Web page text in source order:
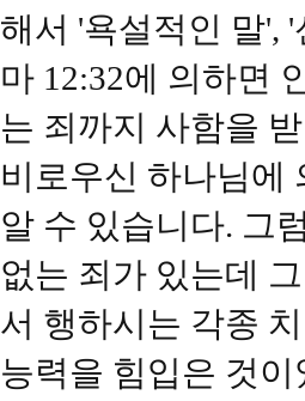
해서 '욕설적인 말',
마 12:32에 의하면
는 죄까지 사함을
비로우신 하나님에
알 수 있습니다. 그
없는 죄가 있는데
서 행하시는 각종
능력을 힘입은 것